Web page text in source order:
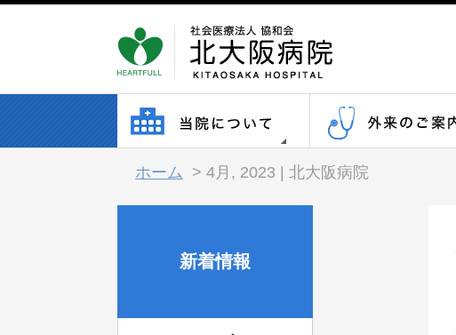
ホーム > 4月, 2023 | 北大阪病院
新着情報